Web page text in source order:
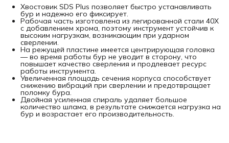
Хвостовик SDS Plus позволяет быстро устанавливать
бур и надежно его фиксирует.
Рабочая часть изготовлена из легированной стали 40Х
с добавлением хрома, поэтому инструмент устойчив к
высоким нагрузкам, возникающим при ударном
сверлении.
На режущей пластине имеется центрирующая головка
— во время работы бур не уводит в сторону, что
повышает качество сверления и продлевает ресурс
работы инструмента.
Увеличенная площадь сечения корпуса способствует
снижению вибраций при сверлении и предотвращает
поломку бура.
Двойная усиленная спираль удаляет большое
количество шлама, в результате снижается нагрузка на
бур и возрастает его производительность.